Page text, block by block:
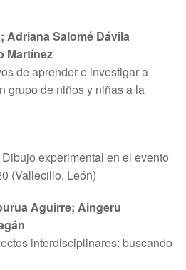
Adriana Salomé Dávila
Martínez
de aprender e investigar a
grupo de niños y niñas a la
experimental en el evento
(Vallecillo, León)
Aguirre; Aingeru
interdisciplinares: buscando